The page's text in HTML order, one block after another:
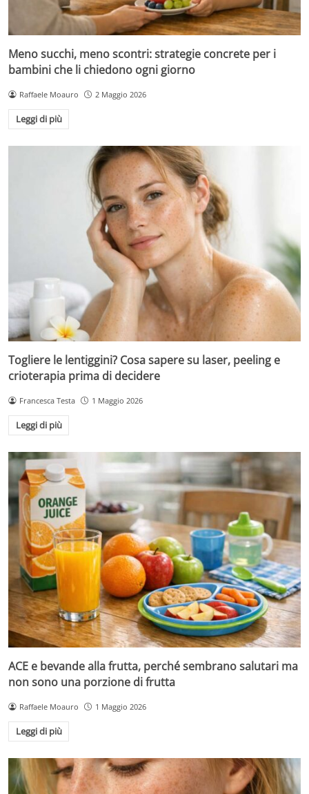
Meno succhi, meno scontri: strategie concrete per i
bambini che li chiedono ogni giorno
Raffaele Moauro 2 Maggio 2026
Leggi di più
Togliere le lentiggini? Cosa sapere su laser, peeling e
crioterapia prima di decidere
Francesca Testa 1 Maggio 2026
Leggi di più
ACE e bevande alla frutta, perché sembrano salutari ma
non sono una porzione di frutta
Raffaele Moauro 1 Maggio 2026
Leggi di più